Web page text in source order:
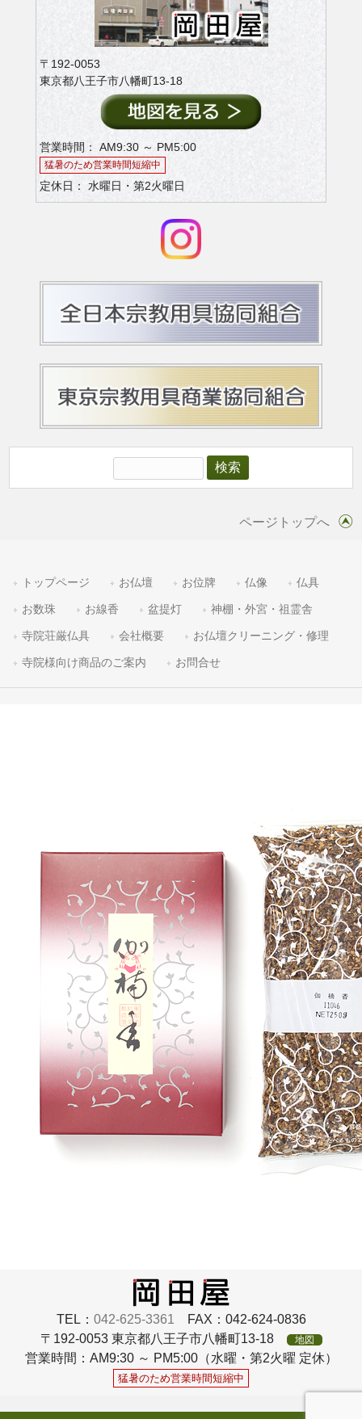
〒192-0053
東京都八王子市八幡町13-18
営業時間： AM9:30 ～ PM5:00
猛暑のため営業時間短縮中
定休日： 水曜日・第2火曜日
ページトップへ
トップページ お仏壇 お位牌 仏像 仏具
お数珠 お線香 盆提灯 神棚・外宮・祖霊舎
寺院荘厳仏具 会社概要 お仏壇クリーニング・修理
寺院様向け商品のご案内 お問合せ
TEL： 042-625-3361 FAX：042-624-0836
〒192-0053 東京都八王子市八幡町13-18
地図
営業時間：AM9:30 ～ PM5:00（水曜・第2火曜 定休）
猛暑のため営業時間短縮中